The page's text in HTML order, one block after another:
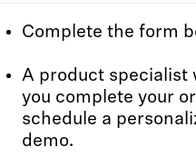
Complete the form
A product specialist
you complete your
schedule a
demo.